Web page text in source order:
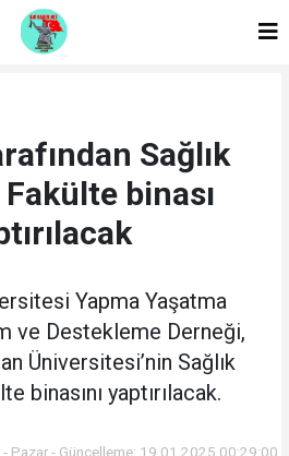
Sağlık
binası
Yapma Yaşatma
ve Destekleme Derneği,
Üniversitesi’nin Sağlık
binasını yaptırılacak.
Pazar - Güncelleme: 19.01.2025 00:29:00